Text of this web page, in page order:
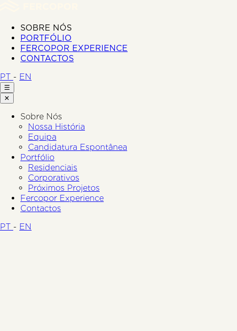
SOBRE NÓS
PORTFÓLIO
FERCOPOR EXPERIENCE
CONTACTOS
PT - EN
☰
✕
Sobre Nós
Nossa História
Equipa
Candidatura Espontânea
Portfólio
Residenciais
Corporativos
Próximos Projetos
Fercopor Experience
Contactos
PT - EN